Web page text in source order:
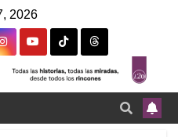
2026